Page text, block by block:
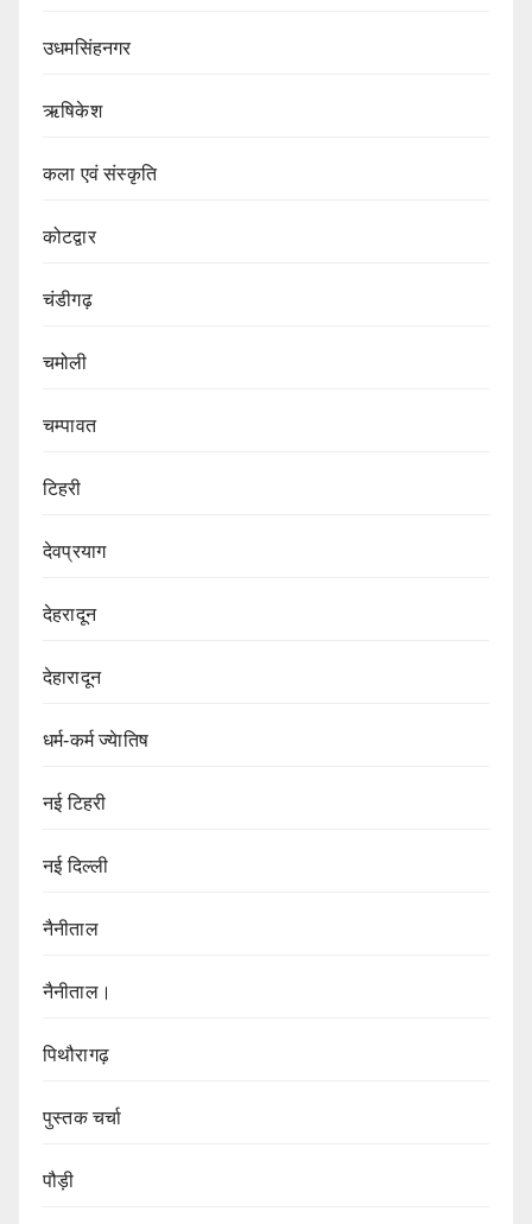
उधमसिंहनगर
ऋषिकेश
कला एवं संस्कृति
कोटद्वार
चंडीगढ़
चमोली
चम्पावत
टिहरी
देवप्रयाग
देहरादून
देहारादून
धर्म-कर्म ज्येातिष
नई टिहरी
नई दिल्ली
नैनीताल
नैनीताल।
पिथौरागढ़
पुस्तक चर्चा
पौड़ी